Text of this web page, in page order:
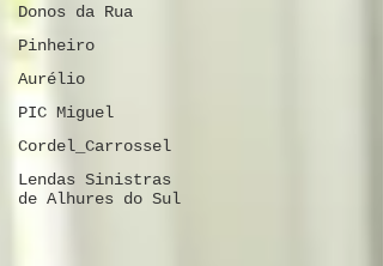
Donos da Rua
Pinheiro
Aurélio
PIC Miguel
Cordel_Carrossel
Lendas Sinistras
de Alhures do Sul